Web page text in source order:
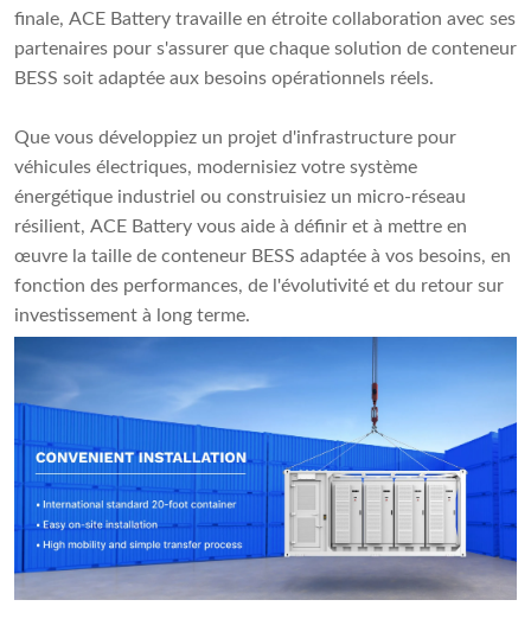
finale, ACE Battery travaille en étroite collaboration avec ses
partenaires pour s'assurer que chaque solution de conteneur
BESS soit adaptée aux besoins opérationnels réels.
Que vous développiez un projet d'infrastructure pour
véhicules électriques, modernisiez votre système
énergétique industriel ou construisiez un micro-réseau
résilient, ACE Battery vous aide à définir et à mettre en
œuvre la taille de conteneur BESS adaptée à vos besoins, en
fonction des performances, de l'évolutivité et du retour sur
investissement à long terme.